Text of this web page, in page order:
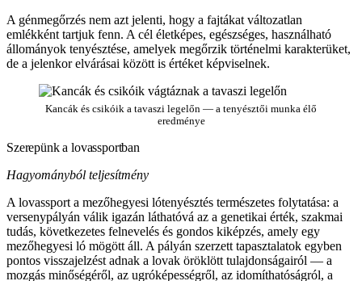
A génmegőrzés nem azt jelenti, hogy a fajtákat változatlan
emlékként tartjuk fenn. A cél életképes, egészséges, használható
állományok tenyésztése, amelyek megőrzik történelmi karakterüket,
de a jelenkor elvárásai között is értéket képviselnek.
Kancák és csikóik a tavaszi legelőn — a tenyésztői munka élő
eredménye
Szerepünk a lovassportban
Hagyományból teljesítmény
A lovassport a mezőhegyesi lótenyésztés természetes folytatása: a
versenypályán válik igazán láthatóvá az a genetikai érték, szakmai
tudás, következetes felnevelés és gondos kiképzés, amely egy
mezőhegyesi ló mögött áll. A pályán szerzett tapasztalatok egyben
pontos visszajelzést adnak a lovak öröklött tulajdonságairól — a
mozgás minőségéről, az ugróképességről, az idomíthatóságról, a